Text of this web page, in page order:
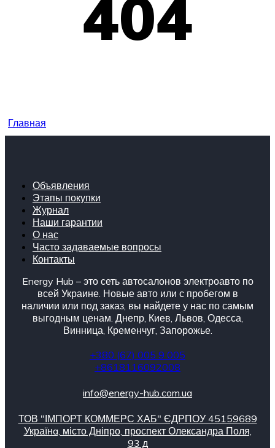
404
Главная
Объявления
Этапы покупки
Журнал
Наши гарантии
О нас
Часто задаваемые вопросы
Контакты
Energy Hub – это сеть автосалонов электроавто по
всей Украине. Новые авто или с пробегом в
наличии или под заказ, вы найдете у нас по самым
выгодным ценам. Днепр, Киев, Львов, Одесса,
Винница, Кременчуг, Запорожье.
+380 (67) 005 9 005
+8618116092008
info@energy-hub.com.ua
ТОВ "ІМПОРТ КОММЕРС ХАБ" ЄДРПОУ 45159689
Українa, місто Дніпро, проспект Олександра Поля,
93 д